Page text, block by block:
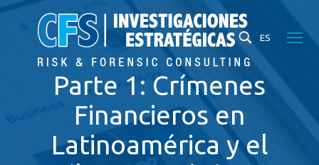
ES
Parte 1: Crímenes
Financieros en
Latinoamérica y el